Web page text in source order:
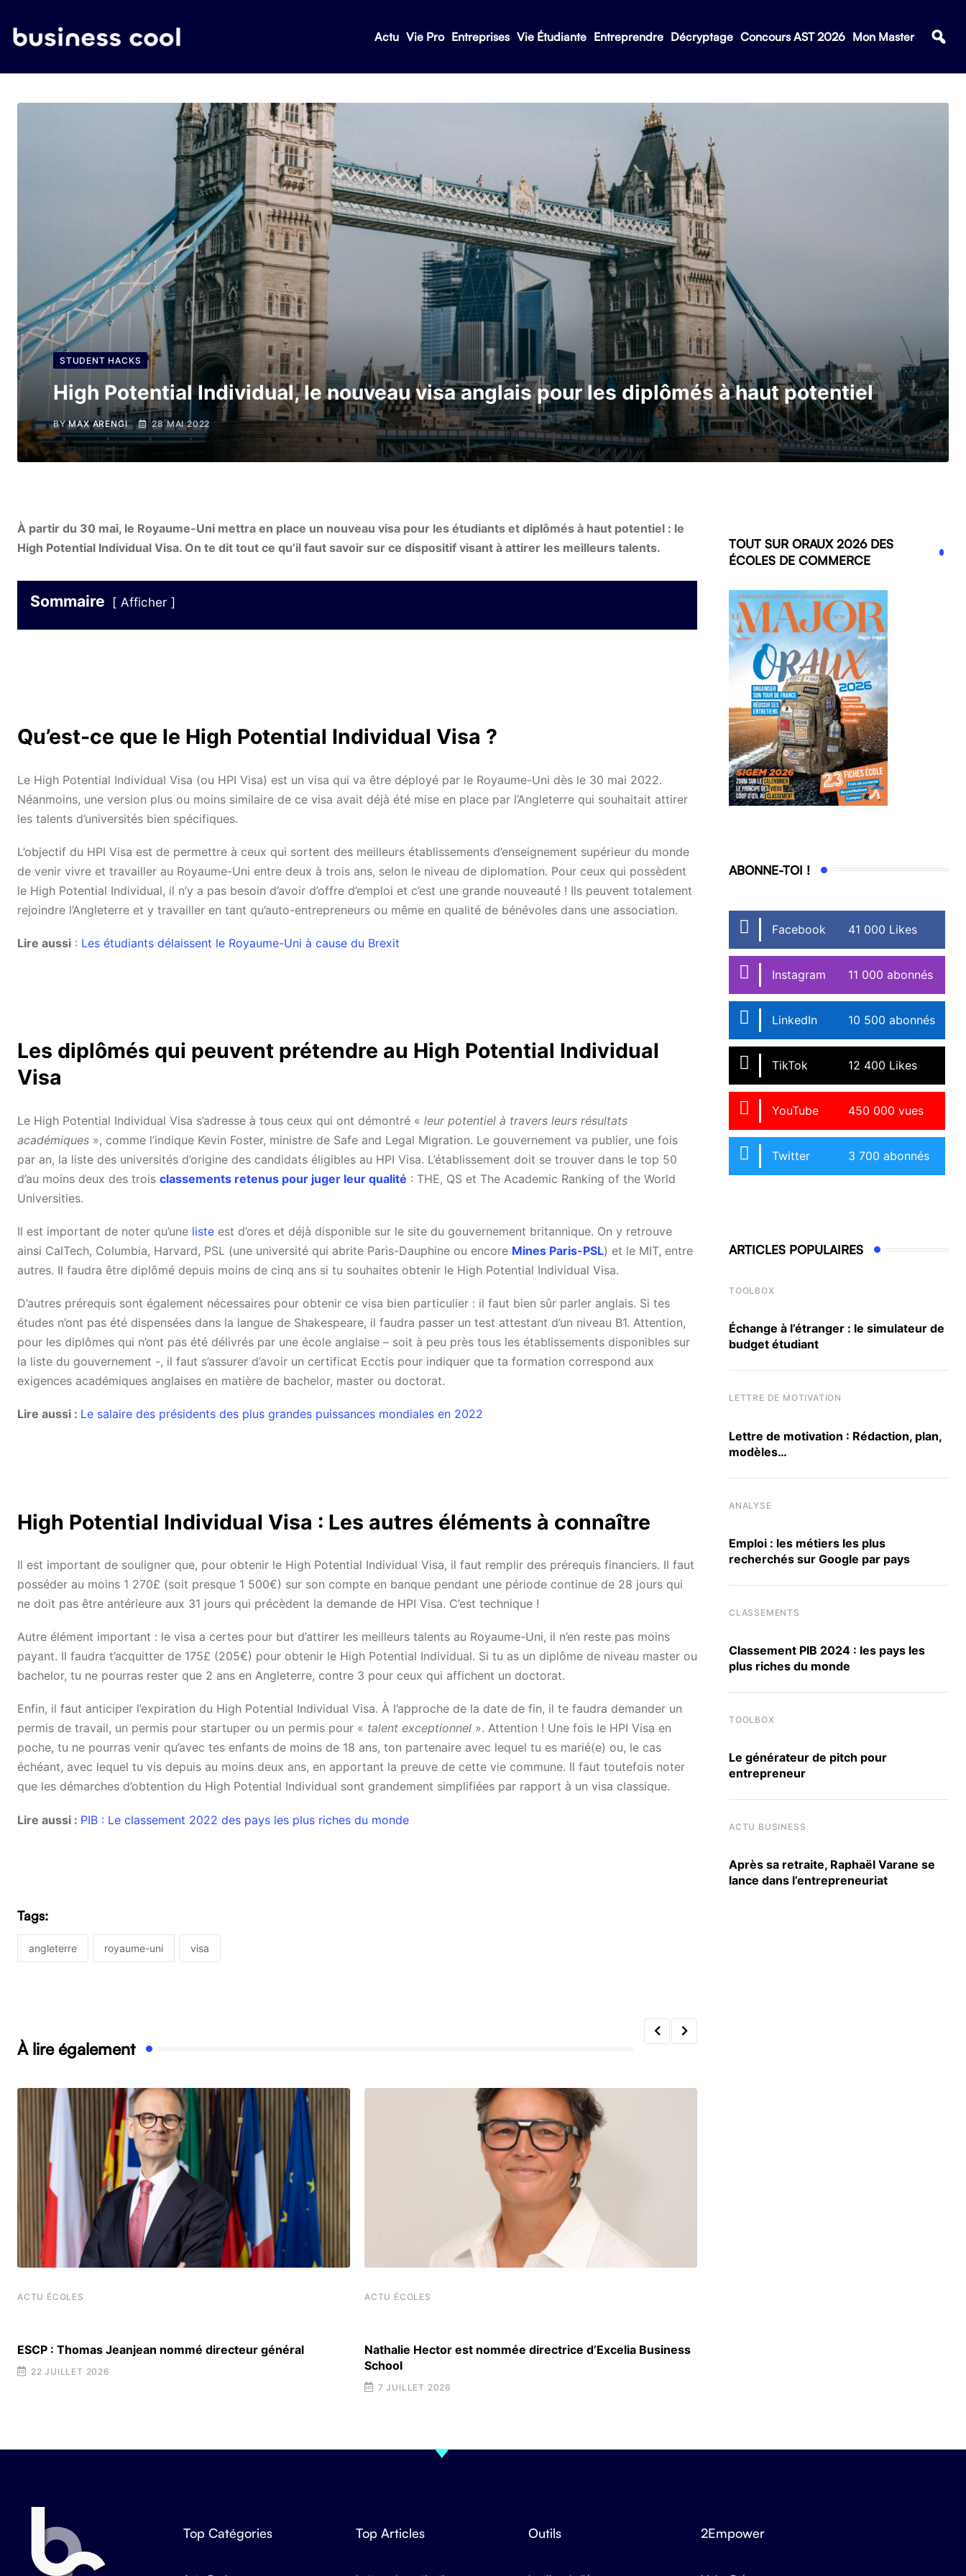
Actu Vie Pro Entreprises Vie Étudiante Entreprendre Décryptage Concours AST 2026 Mon Master
STUDENT HACKS
High Potential Individual, le nouveau visa anglais pour les diplômés à haut potentiel
BYMAX ARENGI 28 MAI 2022
À partir du 30 mai, le Royaume-Uni mettra en place un nouveau visa pour les étudiants et diplômés à haut potentiel : le
High Potential Individual Visa. On te dit tout ce qu’il faut savoir sur ce dispositif visant à attirer les meilleurs talents.
Sommaire Afficher
Qu’est-ce que le High Potential Individual Visa ?
Le High Potential Individual Visa (ou HPI Visa) est un visa qui va être déployé par le Royaume-Uni dès le 30 mai 2022.
Néanmoins, une version plus ou moins similaire de ce visa avait déjà été mise en place par l’Angleterre qui souhaitait attirer
les talents d’universités bien spécifiques.
L’objectif du HPI Visa est de permettre à ceux qui sortent des meilleurs établissements d’enseignement supérieur du monde
de venir vivre et travailler au Royaume-Uni entre deux à trois ans, selon le niveau de diplomation. Pour ceux qui possèdent
le High Potential Individual, il n’y a pas besoin d’avoir d’offre d’emploi et c’est une grande nouveauté ! Ils peuvent totalement
rejoindre l’Angleterre et y travailler en tant qu’auto-entrepreneurs ou même en qualité de bénévoles dans une association.
Lire aussi : Les étudiants délaissent le Royaume-Uni à cause du Brexit
Les diplômés qui peuvent prétendre au High Potential Individual
Visa
Le High Potential Individual Visa s’adresse à tous ceux qui ont démontré « leur potentiel à travers leurs résultats
académiques », comme l’indique Kevin Foster, ministre de Safe and Legal Migration. Le gouvernement va publier, une fois
par an, la liste des universités d’origine des candidats éligibles au HPI Visa. L’établissement doit se trouver dans le top 50
d’au moins deux des trois classements retenus pour juger leur qualité : THE, QS et The Academic Ranking of the World
Universities.
Il est important de noter qu’une liste est d’ores et déjà disponible sur le site du gouvernement britannique. On y retrouve
ainsi CalTech, Columbia, Harvard, PSL (une université qui abrite Paris-Dauphine ou encore Mines Paris-PSL) et le MIT, entre
autres. Il faudra être diplômé depuis moins de cinq ans si tu souhaites obtenir le High Potential Individual Visa.
D’autres prérequis sont également nécessaires pour obtenir ce visa bien particulier : il faut bien sûr parler anglais. Si tes
études n’ont pas été dispensées dans la langue de Shakespeare, il faudra passer un test attestant d’un niveau B1. Attention,
pour les diplômes qui n’ont pas été délivrés par une école anglaise – soit à peu près tous les établissements disponibles sur
la liste du gouvernement -, il faut s’assurer d’avoir un certificat Ecctis pour indiquer que ta formation correspond aux
exigences académiques anglaises en matière de bachelor, master ou doctorat.
Lire aussi : Le salaire des présidents des plus grandes puissances mondiales en 2022
High Potential Individual Visa : Les autres éléments à connaître
Il est important de souligner que, pour obtenir le High Potential Individual Visa, il faut remplir des prérequis financiers. Il faut
posséder au moins 1 270£ (soit presque 1 500€) sur son compte en banque pendant une période continue de 28 jours qui
ne doit pas être antérieure aux 31 jours qui précèdent la demande de HPI Visa. C’est technique !
Autre élément important : le visa a certes pour but d’attirer les meilleurs talents au Royaume-Uni, il n’en reste pas moins
payant. Il faudra t’acquitter de 175£ (205€) pour obtenir le High Potential Individual. Si tu as un diplôme de niveau master ou
bachelor, tu ne pourras rester que 2 ans en Angleterre, contre 3 pour ceux qui affichent un doctorat.
Enfin, il faut anticiper l’expiration du High Potential Individual Visa. À l’approche de la date de fin, il te faudra demander un
permis de travail, un permis pour startuper ou un permis pour « talent exceptionnel ». Attention ! Une fois le HPI Visa en
poche, tu ne pourras venir qu’avec tes enfants de moins de 18 ans, ton partenaire avec lequel tu es marié(e) ou, le cas
échéant, avec lequel tu vis depuis au moins deux ans, en apportant la preuve de cette vie commune. Il faut toutefois noter
que les démarches d’obtention du High Potential Individual sont grandement simplifiées par rapport à un visa classique.
Lire aussi : PIB : Le classement 2022 des pays les plus riches du monde
Tags:
angleterre royaume-uni visa
À lire également
ACTU ÉCOLES
ESCP : Thomas Jeanjean nommé directeur général
22 JUILLET 2026
ACTU ÉCOLES
Nathalie Hector est nommée directrice d’Excelia Business
School
7 JUILLET 2026
TOUT SUR ORAUX 2026 DES
ÉCOLES DE COMMERCE
ABONNE-TOI !
Facebook 41 000 Likes
Instagram 11 000 abonnés
LinkedIn 10 500 abonnés
TikTok 12 400 Likes
YouTube 450 000 vues
Twitter 3 700 abonnés
ARTICLES POPULAIRES
TOOLBOX
Échange à l’étranger : le simulateur de
budget étudiant
LETTRE DE MOTIVATION
Lettre de motivation : Rédaction, plan,
modèles…
ANALYSE
Emploi : les métiers les plus
recherchés sur Google par pays
CLASSEMENTS
Classement PIB 2024 : les pays les
plus riches du monde
TOOLBOX
Le générateur de pitch pour
entrepreneur
ACTU BUSINESS
Après sa retraite, Raphaël Varane se
lance dans l’entrepreneuriat
Top Catégories Top Articles Outils 2Empower